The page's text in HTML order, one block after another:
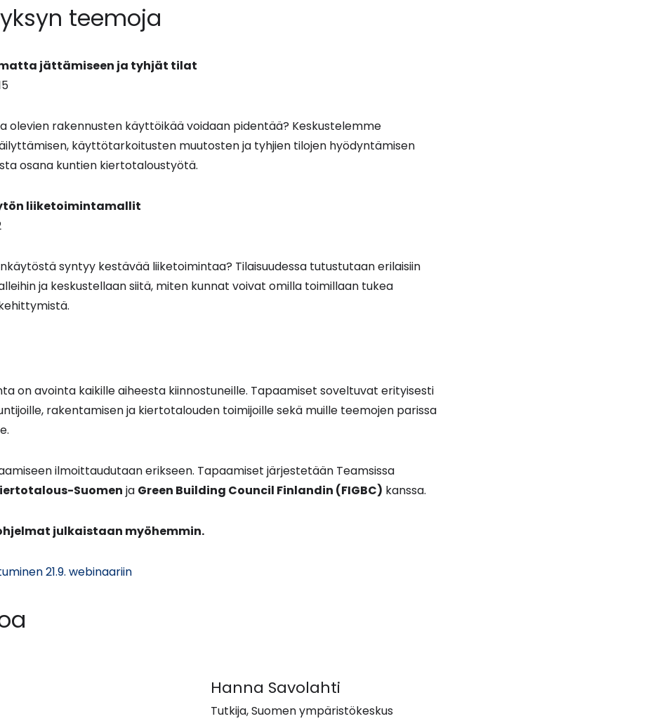
teemoja
jättämiseen ja tyhjät tilat
olevien rakennusten käyttöikää voidaan pidentää? Keskustelemme
käyttötarkoitusten muutosten ja tyhjien tilojen hyödyntämisen
osana kuntien kiertotaloustyötä.
liiketoimintamallit
syntyy kestävää liiketoimintaa? Tilaisuudessa tutustutaan erilaisiin
ja keskustellaan siitä, miten kunnat voivat omilla toimillaan tukea
on avointa kaikille aiheesta kiinnostuneille. Tapaamiset soveltuvat erityisesti
rakentamisen ja kiertotalouden toimijoille sekä muille teemojen parissa
ilmoittaudutaan erikseen. Tapaamiset järjestetään Teamsissa
Suomen ja Green Building Council Finlandin (FIGBC) kanssa.
julkaistaan myöhemmin.
21.9. webinaariin(avautuu
Hanna Savolahti
Tutkija, Suomen ympäristökeskus